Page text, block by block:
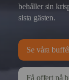
behåller sin
sista gästen.
Se våra
Få offert på